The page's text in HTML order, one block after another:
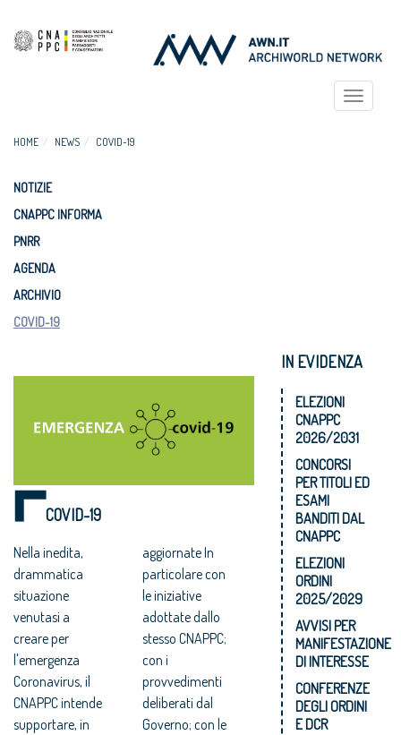
Toggle
HOME NEWS COVID-19
NOTIZIE
CNAPPC INFORMA
PNRR
AGENDA
ARCHIVIO
COVID-19
COVID-19
Nella inedita,
drammatica
situazione
venutasi a
creare per
l'emergenza
Coronavirus, il
CNAPPC intende
supportare, in
aggiornate In
particolare con
le iniziative
adottate dallo
stesso CNAPPC;
con i
provvedimenti
deliberati dal
Governo; con le
IN EVIDENZA
ELEZIONI
CNAPPC
2026/2031
CONCORSI
PER TITOLI ED
ESAMI
BANDITI DAL
CNAPPC
ELEZIONI
ORDINI
2025/2029
AVVISI PER
MANIFESTAZIONE
DI INTERESSE
CONFERENZE
DEGLI ORDINI
E DCR